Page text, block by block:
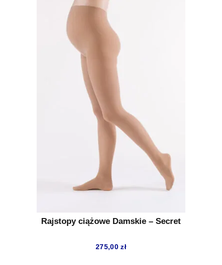
Rajstopy ciążowe Damskie – Secret
275,00zł